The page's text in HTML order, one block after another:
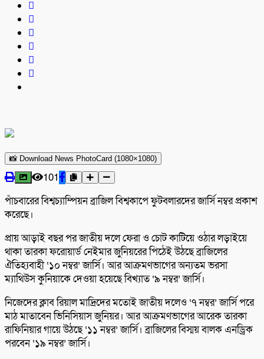
📸 Download News PhotoCard (1080×1080)
101
পাঁচবারের বিশ্বচ্যাম্পিয়ন ব্রাজিল বিশ্বকাপে ফুটবলারদের জার্সি নম্বর প্রকাশ
করেছে।
প্রায় আড়াই বছর পর জাতীয় দলে ফেরা ও চোট কাটিয়ে ওঠার লড়াইয়ে
থাকা তারকা ফরোয়ার্ড নেইমার জুনিয়রের পিঠেই উঠছে ব্রাজিলের
ঐতিহ্যবাহী ‘১০ নম্বর’ জার্সি। আর আক্রমণভাগের অন্যতম ভরসা
ম্যাথিউস কুনিয়াকে দেওয়া হয়েছে বিখ্যাত ‘৯ নম্বর’ জার্সি।
নিজেদের ক্লাব রিয়াল মাদ্রিদের মতোই জাতীয় দলেও ‘৭ নম্বর’ জার্সি পরে
মাঠ মাতাবেন ভিনিসিয়াস জুনিয়র। আর আক্রমণভাগের আরেক তারকা
রাফিনিয়ার গায়ে উঠছে ‘১১ নম্বর’ জার্সি। ব্রাজিলের বিস্ময় বালক এনড্রিক
পরবেন ‘১৯ নম্বর’ জার্সি।